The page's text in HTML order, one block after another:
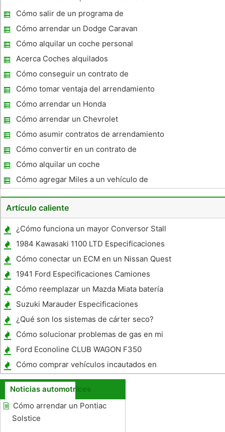
contrato para obtener información completa acerca de lo que
están obligados
Cómo salir de un programa de
arrendamiento Chrysler
Cómo arrendar un Dodge Caravan
Cómo alquilar un coche personal
Acerca Coches alquilados
Cómo conseguir un contrato de
arrendamiento privado para un vehículo
Cómo tomar ventaja del arrendamiento
Busters
Cómo arrendar un Honda
Cómo arrendar un Chevrolet
Cómo asumir contratos de arrendamiento
de coches en Carolina del Sur
Cómo convertir en un contrato de
arrendamiento de vehículos GM
Cómo alquilar un coche
Cómo agregar Miles a un vehículo de
arrendamiento
Artículo caliente
¿Cómo funciona un mayor Conversor Stall
afecta rendimiento de la gasolina ?
1984 Kawasaki 1100 LTD Especificaciones
Cómo conectar un ECM en un Nissan Quest
1941 Ford Especificaciones Camiones
Cómo reemplazar un Mazda Miata batería
Suzuki Marauder Especificaciones
¿Qué son los sistemas de cárter seco?
Cómo solucionar problemas de gas en mi
Oil
Ford Econoline CLUB WAGON F350
Información
Cómo comprar vehículos incautados en
venta
Noticias automotrices
Cómo arrendar un Pontiac
Solstice